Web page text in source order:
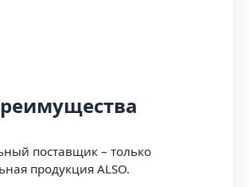
поставщик – только
продукция ALSO.